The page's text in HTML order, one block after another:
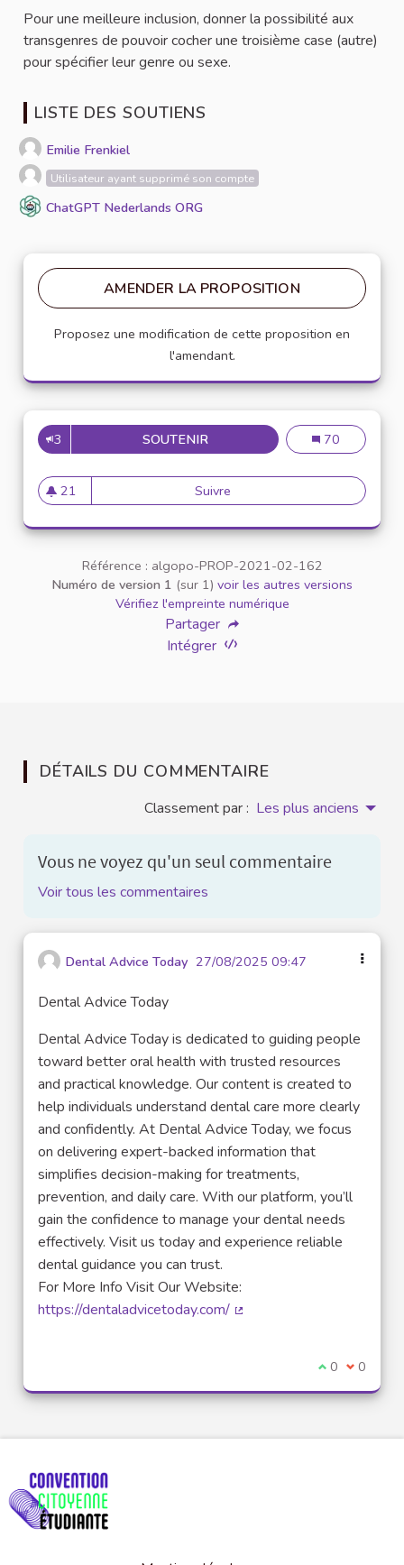
Pour une meilleure inclusion, donner la possibilité aux
transgenres de pouvoir cocher une troisième case (autre)
pour spécifier leur genre ou sexe.
LISTE DES SOUTIENS
Emilie Frenkiel
Utilisateur ayant supprimé son compte
ChatGPT Nederlands ORG
AMENDER LA PROPOSITION
Proposez une modification de cette proposition en
l'amendant.
3 SOUTENIRINCLUSION DES PERSONNES
Inclusion des
70
21
21 abonnés
Suivre Inclusion des personnes
Référence : algopo-PROP-2021-02-162
Numéro de version 1 (sur 1) voir les autres versions
Vérifiez l'empreinte numérique
Partager
Intégrer
DÉTAILS DU COMMENTAIRE
Classement par : Les plus anciens
Vous ne voyez qu'un seul commentaire
Voir tous les commentaires
Dental Advice Today 27/08/2025 09:47
Dental Advice Today
Dental Advice Today is dedicated to guiding people
toward better oral health with trusted resources
and practical knowledge. Our content is created to
help individuals understand dental care more clearly
and confidently. At Dental Advice Today, we focus
on delivering expert-backed information that
simplifies decision-making for treatments,
prevention, and daily care. With our platform, you’ll
gain the confidence to manage your dental needs
effectively. Visit us today and experience reliable
dental guidance you can trust.
For More Info Visit Our Website:
https://dentaladvicetoday.com/
Je suis
0 Je ne
0